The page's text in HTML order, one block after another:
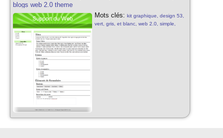
blogs web 2.0 theme
Mots clés: kit graphique, design 53,
vert, gris, et blanc, web 2.0, simple,